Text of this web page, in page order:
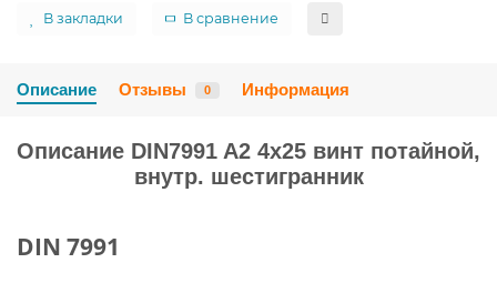
В закладки В сравнение
Описание Отзывы 0 Информация
Описание DIN7991 A2 4х25 винт потайной,
внутр. шестигранник
DIN 7991